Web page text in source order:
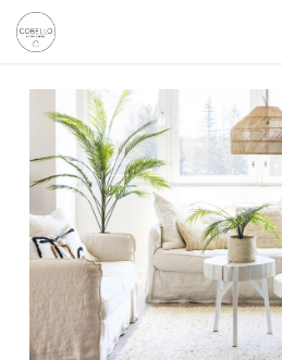
Edellinen